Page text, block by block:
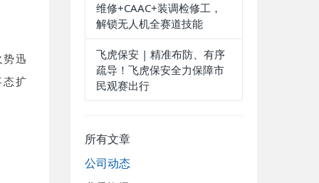
迅
扩
维修+CAAC+装调检修工，
解锁无人机全赛道技能
飞虎保安 | 精准布防、有序
疏导！飞虎保安全力保障市
民观赛出行
所有文章
公司动态